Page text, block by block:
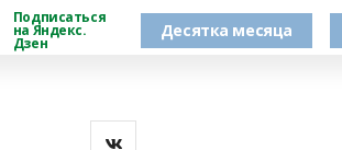
Подписаться
на Яндекс.
Дзен
Десятка месяца